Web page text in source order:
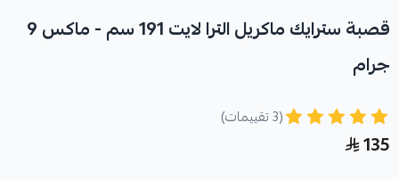
قصبة سترايك ماكريل الترا لايت 191 سم - ماكس 9
جرام
(3 تقييمات)
135